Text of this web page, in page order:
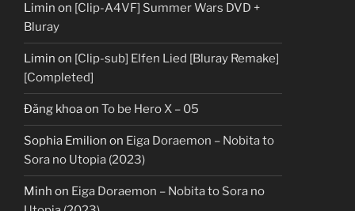
Limin on [Clip-A4VF] Summer Wars DVD +
Bluray
Limin on [Clip-sub] Elfen Lied [Bluray Remake]
[Completed]
Đăng khoaon To be Hero X – 05
Sophia Emilion on Eiga Doraemon – Nobita to
Sora no Utopia (2023)
Minh on Eiga Doraemon – Nobita to Sora no